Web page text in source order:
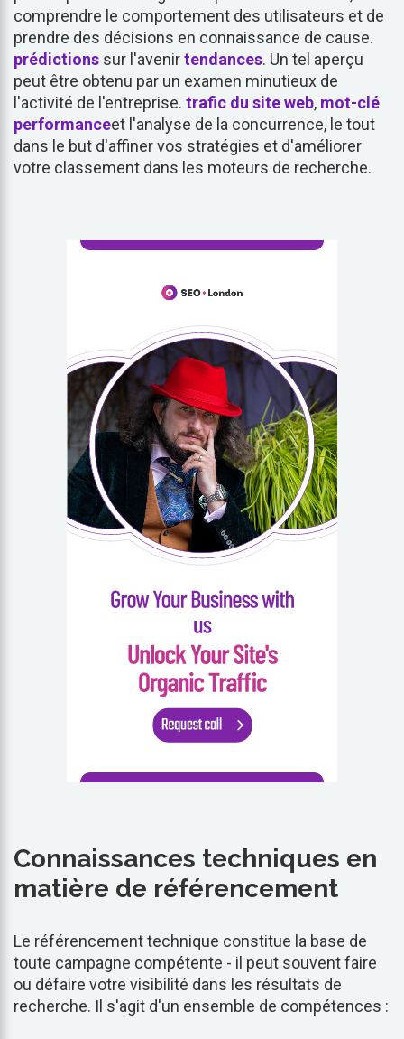
comprendre le comportement des utilisateurs et de
prendre des décisions en connaissance de cause.
prédictions sur l'avenirtendances. Un tel aperçu
peut être obtenu par un examen minutieux de
l'activité de l'entreprise. trafic du site web, mot-clé
performanceet l'analyse de la concurrence, le tout
dans le but d'affiner vos stratégies et d'améliorer
votre classement dans les moteurs de recherche.
Connaissances techniques en
matière de référencement
Le référencement technique constitue la base de
toute campagne compétente - il peut souvent faire
ou défaire votre visibilité dans les résultats de
recherche. Il s'agit d'un ensemble de compétences :